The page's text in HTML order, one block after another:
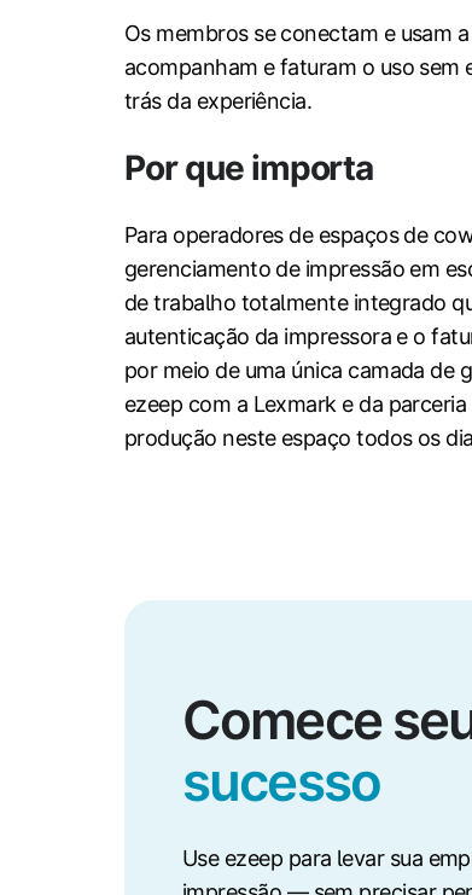
Os membros se conectam e usam
acompanham e faturam o uso
trás da experiência.
Por que importa
Para operadores de espaços de
gerenciamento de impressão em
de trabalho totalmente integrado
autenticação da impressora e o
por meio de uma única camada de
ezeep com a Lexmark e da
produção neste espaço todos os
Comece
sucesso
Use ezeep para levar sua